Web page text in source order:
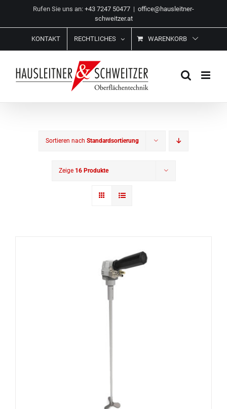
springen
Rufen Sie uns an: +43 7247 50477 | office@hausleitner-
schweitzer.at
KONTAKT RECHTLICHES WARENKORB
Sortieren nach Standardsortierung
Zeige 16 Produkte